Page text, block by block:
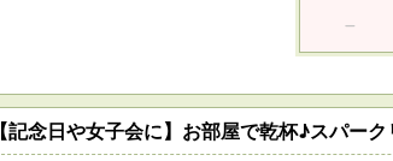
【記念日や女子会に】お部屋で乾杯♪スパー